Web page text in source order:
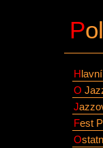
P
H
O
J
Fest
O